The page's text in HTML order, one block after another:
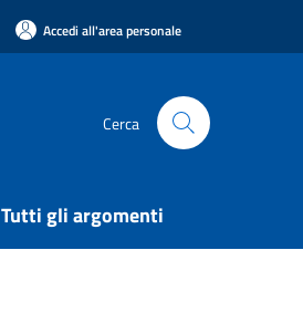
Accedi all'area personale
Cerca
Tutti gli argomenti